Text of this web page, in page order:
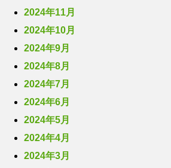
2024年11月
2024年10月
2024年9月
2024年8月
2024年7月
2024年6月
2024年5月
2024年4月
2024年3月